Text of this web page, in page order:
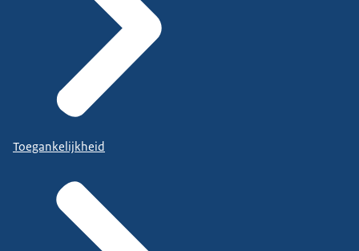
Toegankelijkheid